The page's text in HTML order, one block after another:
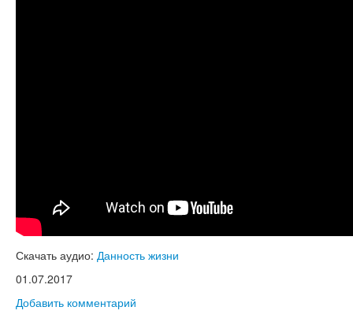
Скачать аудио: Данность жизни
01.07.2017
Добавить комментарий